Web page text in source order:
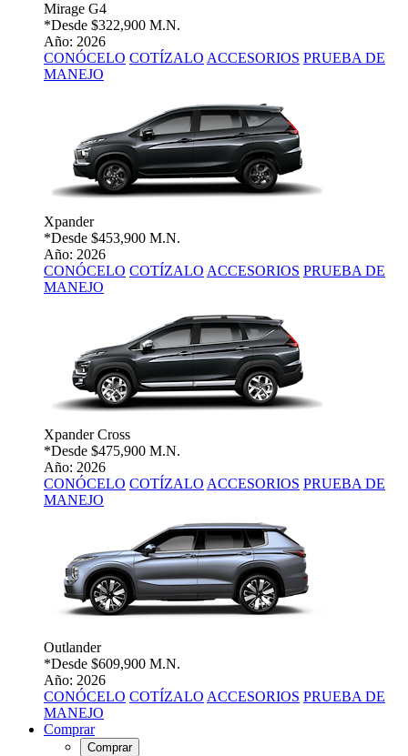
Mirage G4
*Desde $322,900 M.N.
Año: 2026
CONÓCELO COTÍZALO ACCESORIOS PRUEBA DE
MANEJO
Xpander
*Desde $453,900 M.N.
Año: 2026
CONÓCELO COTÍZALO ACCESORIOS PRUEBA DE
MANEJO
Xpander Cross
*Desde $475,900 M.N.
Año: 2026
CONÓCELO COTÍZALO ACCESORIOS PRUEBA DE
MANEJO
Outlander
*Desde $609,900 M.N.
Año: 2026
CONÓCELO COTÍZALO ACCESORIOS PRUEBA DE
MANEJO
Comprar
Comprar